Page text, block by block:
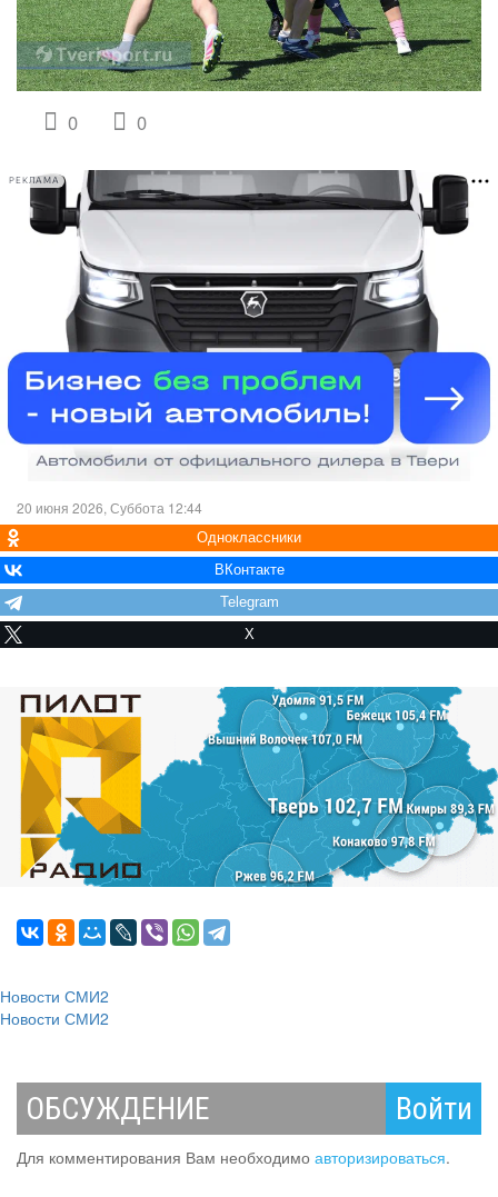
0 0
РЕКЛАМА
20 июня 2026, Суббота 12:44
Одноклассники
ВКонтакте
Telegram
X
Новости СМИ2
Новости СМИ2
ОБСУЖДЕНИЕ Войти
Для комментирования Вам необходимо авторизироваться.